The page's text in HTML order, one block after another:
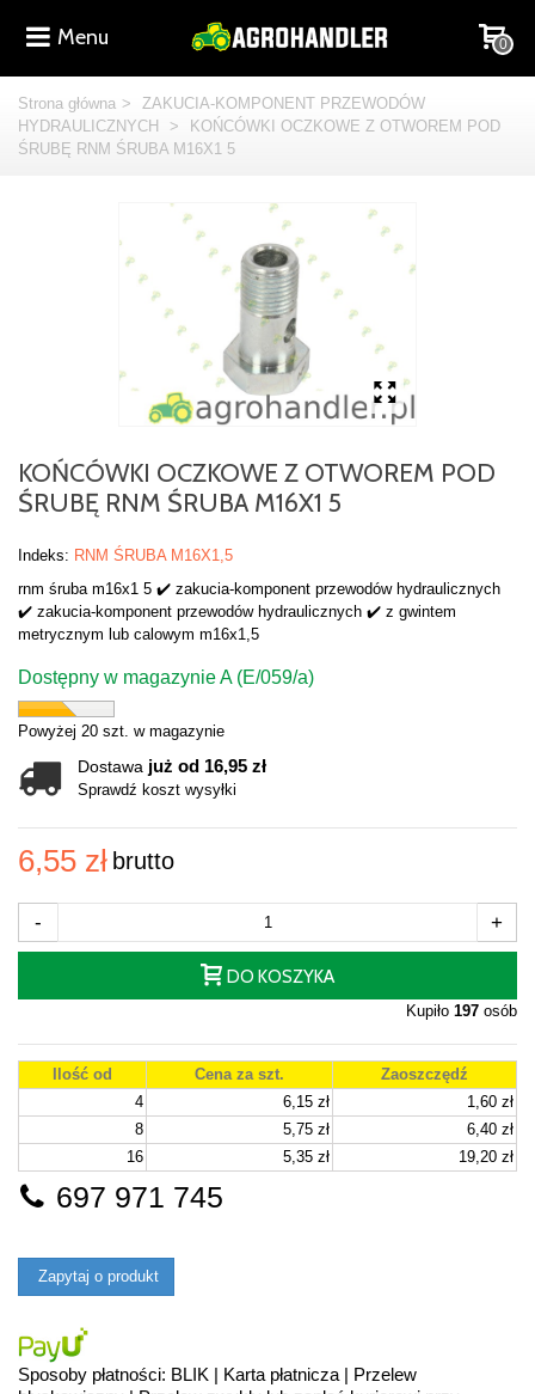
Menu 0
Strona główna >
ZAKUCIA-KOMPONENT PRZEWODÓW
HYDRAULICZNYCH
>
KOŃCÓWKI OCZKOWE Z OTWOREM POD
ŚRUBĘ RNM ŚRUBA M16X1 5
KOŃCÓWKI OCZKOWE Z OTWOREM POD
ŚRUBĘ RNM ŚRUBA M16X1 5
Indeks: RNM ŚRUBA M16X1,5
rnm śruba m16x1 5 ✔️ zakucia-komponent przewodów hydraulicznych
✔️ zakucia-komponent przewodów hydraulicznych ✔️ z gwintem
metrycznym lub calowym m16x1,5
Dostępny w magazynie A (E/059/a)
Powyżej 20 szt. w magazynie
Dostawa już od 16,95 zł
Sprawdź koszt wysyłki
6,55 zł brutto
- +
DO KOSZYKA
Kupiło 197 osób
Ilość od Cena za szt.
Zaoszczędź
4
6,15 zł
1,60 zł
8
5,75 zł
6,40 zł
16
5,35 zł 19,20 zł
697 971 745
Zapytaj o produkt
Sposoby płatności: BLIK | Karta płatnicza | Przelew